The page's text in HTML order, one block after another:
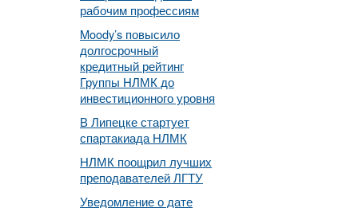
рабочим профессиям
Moody’s повысило
долгосрочный
кредитный рейтинг
Группы НЛМК до
инвестиционного уровня
В Липецке стартует
спартакиада НЛМК
НЛМК поощрил лучших
преподавателей ЛГТУ
Уведомление о дате